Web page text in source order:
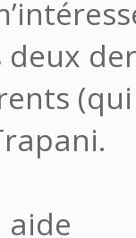
deux